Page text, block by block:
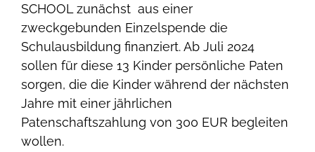
SCHOOL zunächst aus einer
zweckgebunden Einzelspende die
Schulausbildung finanziert. Ab Juli 2024
sollen für diese 13 Kinder persönliche Paten
sorgen, die die Kinder während der nächsten
Jahre mit einer jährlichen
Patenschaftszahlung von 300 EUR begleiten
wollen.